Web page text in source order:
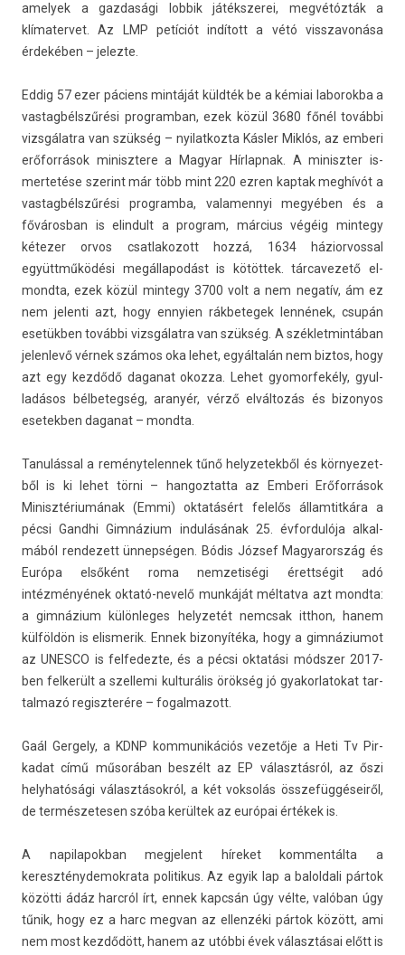
amelyek a gaz­dasági lob­bik játékszerei, megvétózták a
klímater­vet. Az LMP petíciót indított a vétó visszavonása
érdekében – jelez­te.
Eddig 57 ezer páciens mintáját küldték be a kémiai laborok­ba a
vas­tagbélszűrési pro­gram­ban, ezek közül 3680 főnél további
vizsgálatra van szükség – nyilat­kozta Kásler Miklós, az em­beri
erőforrások minisztere a Magyar Hír­lapnak. A miniszt­er is­
mertetése szerint már több mint 220 ezren kap­tak meghívót a
vas­tagbélszűrési pro­gram­ba, valamen­nyi megyében és a
főváros­ban is elin­dult a pro­gram, március végéig min­tegy
kétezer orvos csat­lakozott hozzá, 1634 házior­voss­al
együttműködési megál­lapodást is kötöttek. tár­cavezető el­
mondta, ezek közül min­tegy 3700 volt a nem negatív, ám ez
nem jelen­ti azt, hogy en­nyi­en rák­betegek lennének, csupán
esetükben további vizsgálatra van szükség. A szék­letmin­tában
jelen­levő vérnek számos oka lehet, egyáltalán nem bi­ztos, hogy
azt egy kezdődő daganat okoz­za. Lehet gyomor­feké­ly, gyul­
ladásos bél­beteg­ség, aranyér, vérző elváltozás és bi­zonyos
esetekb­en daganat – mondta.
Tanulással a re­ménytelen­nek tűnő helyzetek­ből és kör­nyezet­
ből is ki lehet törni – han­goz­tatta az Em­beri Erőforrások
Minisztériumának (Emmi) oktatásért felelős állam­titkára a
pécsi Gandhi Gimnázium indulásának 25. évfor­dulója al­kal­
mából re­ndezett ünnepségen. Bódis József Magyarország és
Európa elsőként roma nem­zetiségi érettségit adó
intézményének oktató-nevelő munkáját mél­tatva azt mondta:
a gimnázium külön­leges helyzetét nemcsak itthon, hanem
külföldön is elis­merik. Ennek bi­zonyítéka, hogy a gim­náziumot
az UN­ES­CO is fel­fedez­te, és a pécsi oktatási módszer 2017-
ben fel­került a szel­lemi kul­turális örökség jó gyakor­latokat tar­
talmazó re­giszterére – fogal­mazott.
Gaál Ger­ge­ly, a KDNP kom­munikációs vezetője a Heti Tv Pir­
kadat című műsorában beszélt az EP választásról, az őszi
helyhatósági választásokról, a két vok­solás összefüggéseiről,
de ter­mészetes­en szóba kerültek az európai értékek is.
A napilapok­ban meg­jelent híreket kom­mentál­ta a
kereszténydemok­rata politikus. Az egyik lap a balol­dali pártok
közötti ádáz harcról írt, ennek kapcsán úgy vélte, valóban úgy
tűnik, hogy ez a harc meg­van az el­lenzéki pártok között, ami
nem most kezdődött, hanem az utóbbi évek választásai előtt is